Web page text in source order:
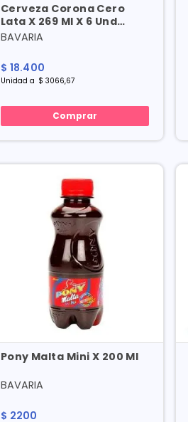
Cerveza Corona Cero
Lata X 269 Ml X 6 Und
Precio Especial
BAVARIA
$ 18.400
Unidad a $ 3066,67
Comprar
Pony Malta Mini X 200 Ml
BAVARIA
$ 2200